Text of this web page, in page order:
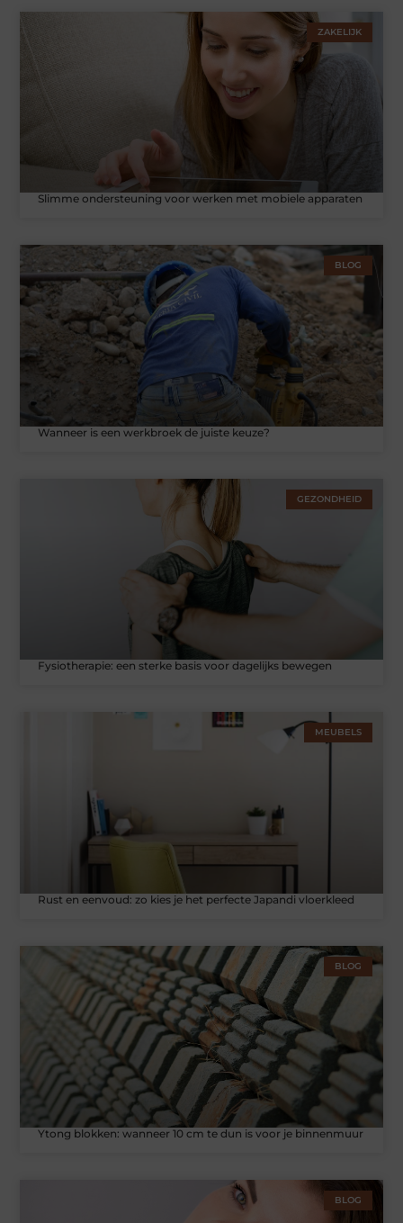
ZAKELIJK
Slimme ondersteuning voor werken met mobiele apparaten
BLOG
Wanneer is een werkbroek de juiste keuze?
GEZONDHEID
Fysiotherapie: een sterke basis voor dagelijks bewegen
MEUBELS
Rust en eenvoud: zo kies je het perfecte Japandi vloerkleed
BLOG
Ytong blokken: wanneer 10 cm te dun is voor je binnenmuur
BLOG